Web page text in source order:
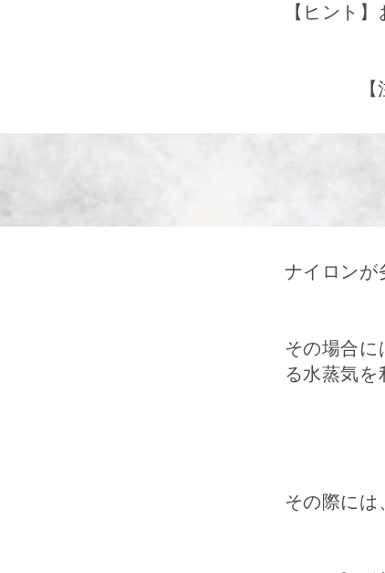
【ヒント
ナイロンが
その場合に
る水蒸気
その際には